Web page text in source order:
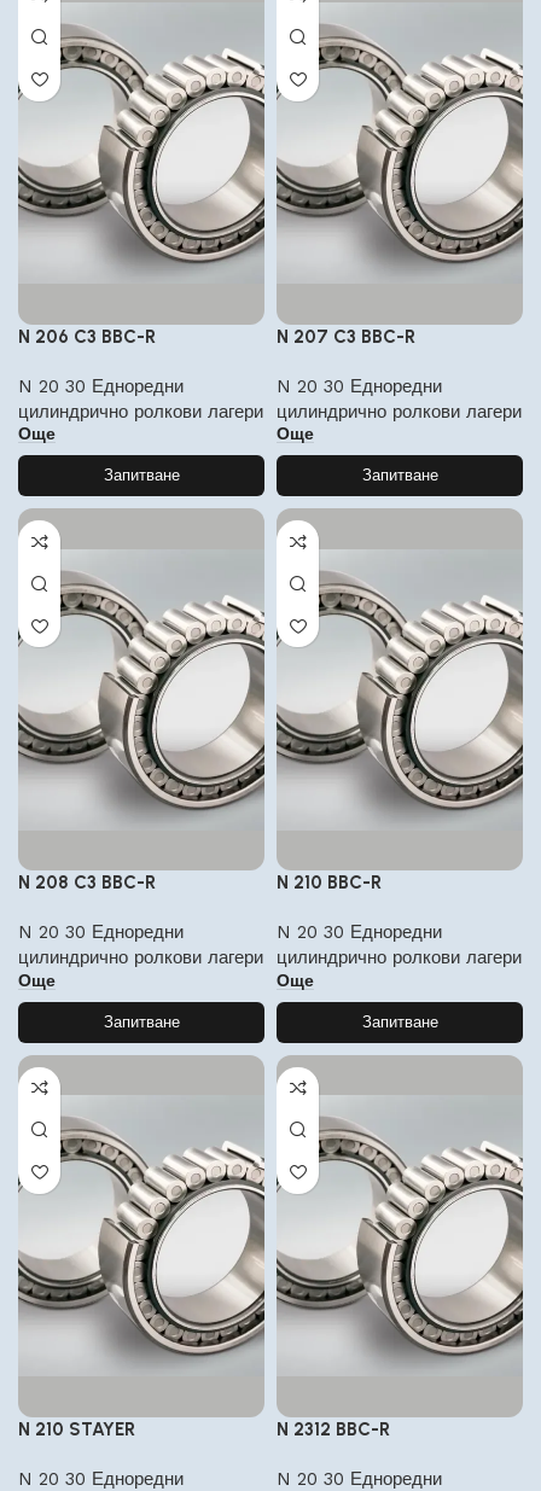
N 206 C3 BBC-R
N 20 30 Едноредни
цилиндрично ролкови лагери
Още
Запитване
N 207 C3 BBC-R
N 20 30 Едноредни
цилиндрично ролкови лагери
Още
Запитване
N 208 C3 BBC-R
N 20 30 Едноредни
цилиндрично ролкови лагери
Още
Запитване
N 210 BBC-R
N 20 30 Едноредни
цилиндрично ролкови лагери
Още
Запитване
N 210 STAYER
N 20 30 Едноредни
N 2312 BBC-R
N 20 30 Едноредни